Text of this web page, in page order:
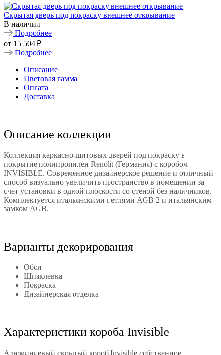
Скрытая дверь под покраску внешнее открывание
В наличии
Подробнее
от 15 504 ₽
Подробнее
Описание
Цветовая гамма
Оплата
Доставка
Описание коллекции
Коллекция каркасно-щитовых дверей под покраску в
покрытие полипропилен Renolit (Германия) с коробом
INVISIBLE. Современное дизайнерское решение и отличный
способ визуально увеличить пространство в помещении за
счет установки в одной плоскости со стеной без наличников.
Комплектуется итальянскими петлями AGB 2 и итальянским
замком AGB.
Варианты декорирования
Обои
Шпаклевка
Покраска
Дизайнерская отделка
Характеристики короба Invisible
Алюминиевый скрытый короб Invisible собственное